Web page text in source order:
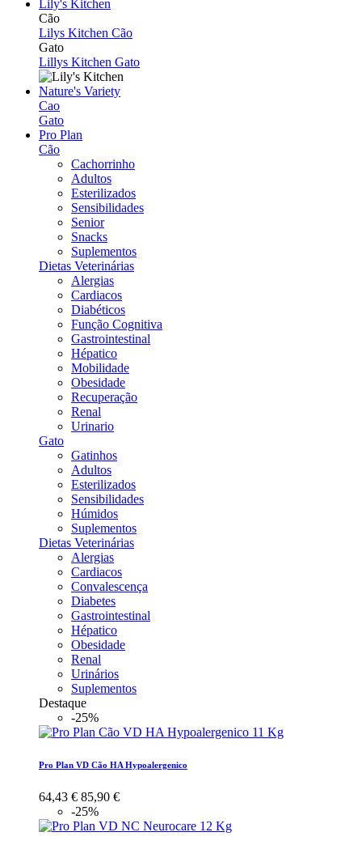
Lily's Kitchen
Cão
Lilys Kitchen Cão
Gato
Lillys Kitchen Gato
Nature's Variety
Cao
Gato
Pro Plan
Cão
Cachorrinho
Adultos
Esterilizados
Sensibilidades
Senior
Snacks
Suplementos
Dietas Veterinárias
Alergias
Cardiacos
Diabéticos
Função Cognitiva
Gastrointestinal
Hépatico
Mobilidade
Obesidade
Recuperação
Renal
Urinario
Gato
Gatinhos
Adultos
Esterilizados
Sensibilidades
Húmidos
Suplementos
Dietas Veterinárias
Alergias
Cardiacos
Convalescença
Diabetes
Gastrointestinal
Hépatico
Obesidade
Renal
Urinários
Suplementos
Destaque
-25%
Pro Plan VD Cão HA Hypoalergenico
64,43 € 85,90 €
-25%